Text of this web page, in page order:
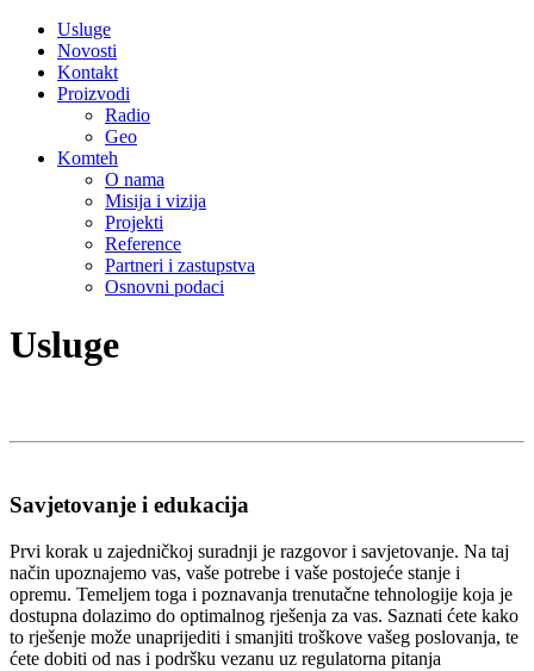
Usluge
Novosti
Kontakt
Proizvodi
Radio
Geo
Komteh
O nama
Misija i vizija
Projekti
Reference
Partneri i zastupstva
Osnovni podaci
Usluge
Savjetovanje i edukacija
Prvi korak u zajedničkoj suradnji je razgovor i savjetovanje. Na taj
način upoznajemo vas, vaše potrebe i vaše postojeće stanje i
opremu. Temeljem toga i poznavanja trenutačne tehnologije koja je
dostupna dolazimo do optimalnog rješenja za vas. Saznati ćete kako
to rješenje može unaprijediti i smanjiti troškove vašeg poslovanja, te
ćete dobiti od nas i podršku vezanu uz regulatorna pitanja